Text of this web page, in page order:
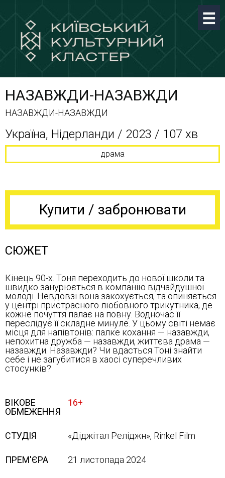
НАЗАВЖДИ-НАЗАВЖДИ
НАЗАВЖДИ-НАЗАВЖДИ
Україна, Нідерланди / 2023 / 107 хв
драма
Купити / забронювати
СЮЖЕТ
Кінець 90-х. Тоня переходить до нової школи та
швидко занурюється в компанію відчайдушної
молоді. Невдовзі вона закохується, та опиняється
у центрі пристрасного любовного трикутника, де
кожне почуття палає на повну. Водночас її
переслідує її складне минуле. У цьому світі немає
місця для напівтонів: палке кохання — назавжди,
непохитна дружба — назавжди, життєва драма —
назавжди. Назавжди? Чи вдасться Тоні знайти
себе і не загубитися в хаосі суперечливих
стосунків?
ВІКОВЕ
ОБМЕЖЕННЯ
16+
СТУДІЯ «Діджітал Реліджн», Rinkel Film
ПРЕМ'ЄРА 21 листопада 2024